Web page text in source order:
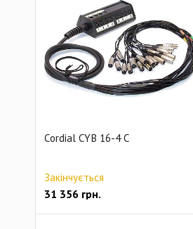
Cordial CYB 16-4 C
Закінчується
31 356 грн.